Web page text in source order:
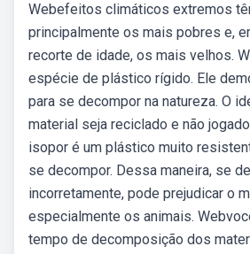
Webefeitos climáticos extremos
principalmente os mais pobres e,
recorte de idade, os mais velhos.
espécie de plástico rígido. Ele
para se decompor na natureza. O
material seja reciclado e não
isopor é um plástico muito
se decompor. Dessa maneira, se
incorretamente, pode prejudicar o
especialmente os animais.
tempo de decomposição dos